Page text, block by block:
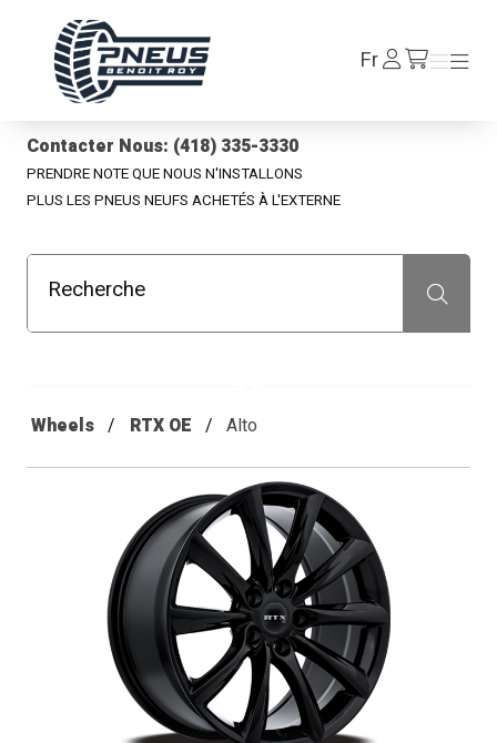
FrSe
connecter/fr/cart
Menu
Menu
Contacter Nous: (418) 335-3330
PRENDRE NOTE QUE NOUS N'INSTALLONS
PLUS LES PNEUS NEUFS ACHETÉS À L'EXTERNE
Recherche Recherche
Wheels RTX OE Alto